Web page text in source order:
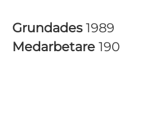
Grundades 1989
Medarbetare 190